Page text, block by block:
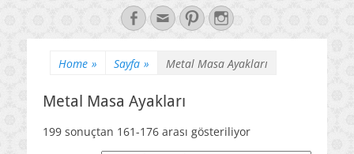
Facebook
EmailPinterestInstagram
Home » Sayfa » Metal Masa Ayakları
Metal Masa Ayakları
199 sonuçtan 161-176 arası gösteriliyor